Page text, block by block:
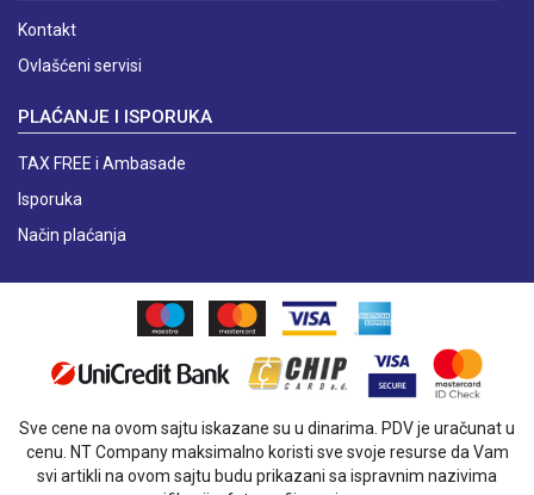
Kontakt
Ovlašćeni servisi
PLAĆANJE I ISPORUKA
TAX FREE i Ambasade
Isporuka
Način plaćanja
Sve cene na ovom sajtu iskazane su u dinarima. PDV je uračunat u
cenu. NT Company maksimalno koristi sve svoje resurse da Vam
svi artikli na ovom sajtu budu prikazani sa ispravnim nazivima